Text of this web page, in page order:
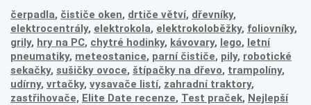
čerpadla, čističe oken, drtiče větví, dřevníky,
elektrocentrály, elektrokola, elektrokoloběžky, foliovníky,
grily, hry na PC, chytré hodinky, kávovary, lego, letní
pneumatiky, meteostanice, parní čističe, pily, robotické
sekačky, sušičky ovoce, štípačky na dřevo, trampolíny,
udírny, vrtačky, vysavače listí, zahradní traktory,
zastřihovače, Elite Date recenze, Test praček, Nejlepší